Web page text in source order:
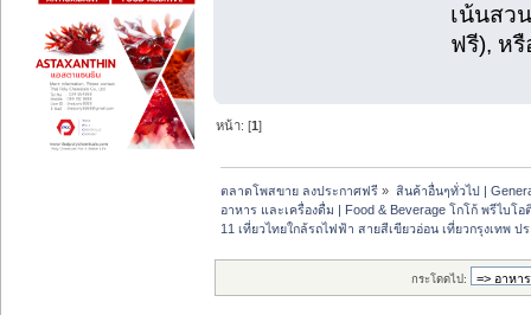
เน้นสว
ฟรี), ห
หน้า: [1]
ตลาดโพสขาย ลงประกาศฟรี » สินค้าอื่นๆทั่วไป |
อาหาร และเครื่องดื่ม | Food & Beverage โกโก้ พรีไบโ
11 เที่ยวไทยใกล้รถไฟฟ้า สายสีเขียวอ่อน เที่ยวกรุงเทพ ป
กระโดดไป: